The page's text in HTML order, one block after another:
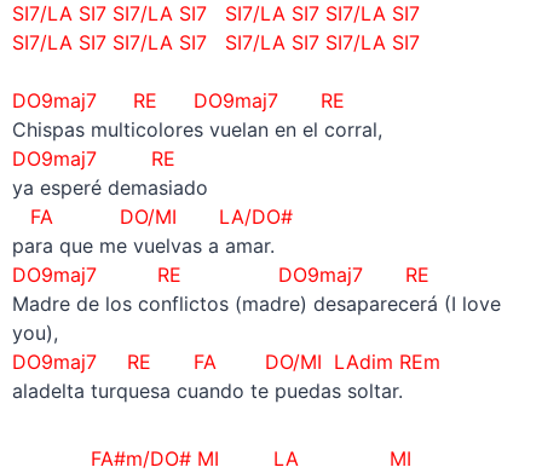
SI7/LA SI7 SI7/LA SI7 SI7/LA SI7 SI7/LA SI7
SI7/LA SI7 SI7/LA SI7 SI7/LA SI7 SI7/LA SI7
DO9maj7 RE DO9maj7 RE
Chispas multicolores vuelan en el corral,
DO9maj7 RE
ya esperé demasiado
FA DO/MI LA/DO#
para que me vuelvas a amar.
DO9maj7 RE DO9maj7 RE
Madre de los conflictos (madre) desaparecerá (I love
you),
DO9maj7 RE FA DO/MI LAdim REm
aladelta turquesa cuando te puedas soltar.
FA#m/DO# MI LA MI